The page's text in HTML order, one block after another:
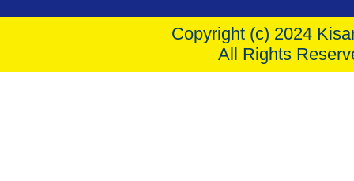
Copyright (c) 2024
All Rights